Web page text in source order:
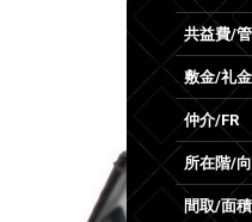
共益費/
敷金/礼金
仲介/FR
所在階/
間取/面積